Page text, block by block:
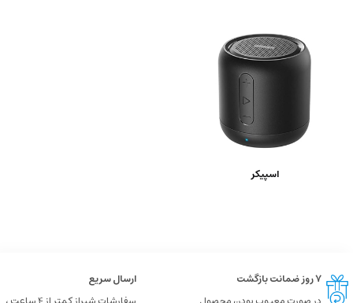
اسپیکر
۷ روز ضمانت بازگشت
ارسال سریع